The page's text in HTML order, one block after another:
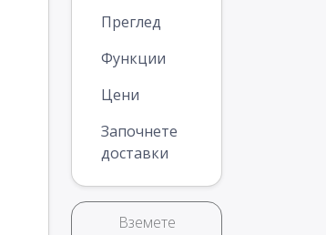
Преглед
Функции
Цени
Започнете
доставки
Вземете